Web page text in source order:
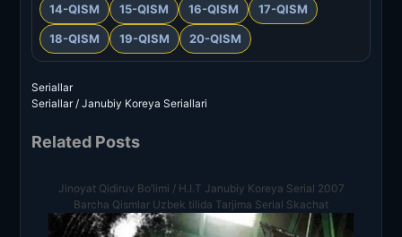
14-QISM 15-QISM 16-QISM 17-QISM
18-QISM 19-QISM 20-QISM
Seriallar
Seriallar / Janubiy Koreya Seriallari
Related Posts
Jinoyat Qidiruv Bo’limi / H.I.T Janubiy Koreya Serial 2007
Barcha Qismlar Uzbek tilida Tarjima Serial Skachat